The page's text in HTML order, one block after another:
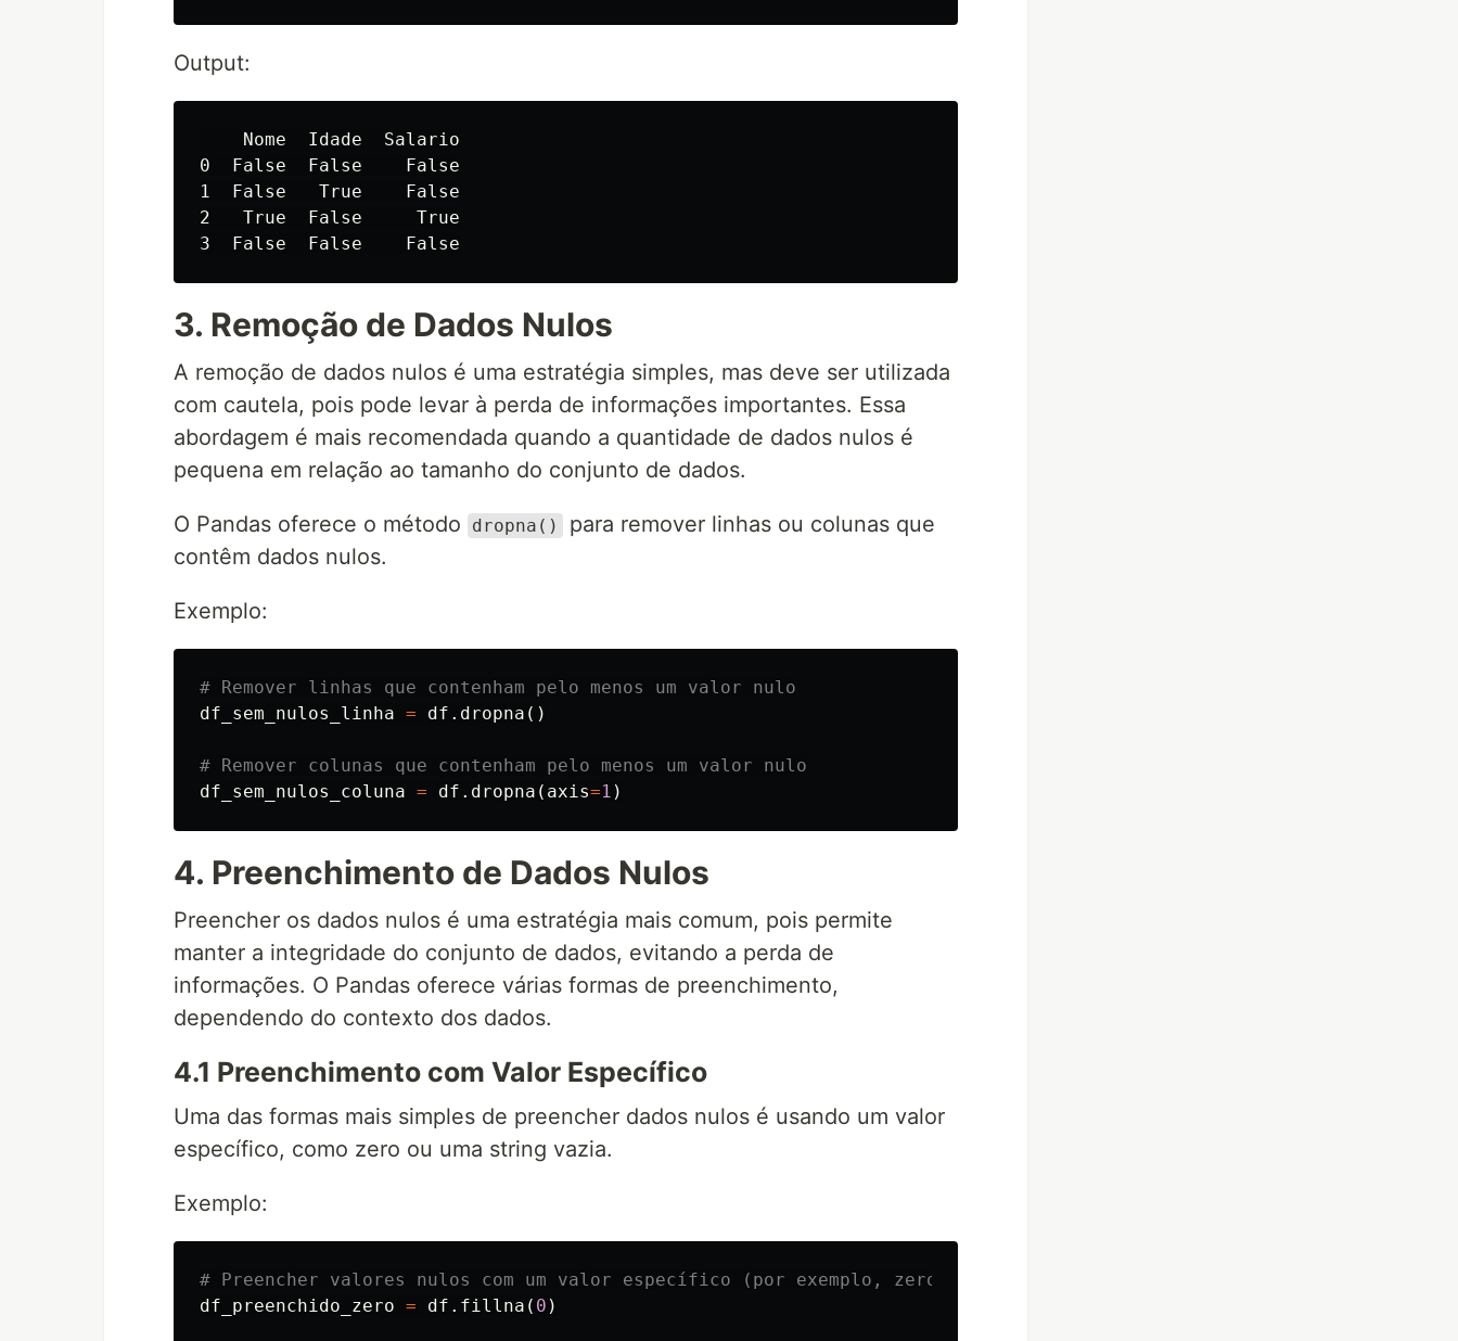
Output:
    Nome  Idade  Salario
0  False  False    False
1  False   True    False
2   True  False     True
3. Remoção de Dados Nulos
A remoção de dados nulos é uma estratégia simples, mas deve ser utilizada
com cautela, pois pode levar à perda de informações importantes. Essa
abordagem é mais recomendada quando a quantidade de dados nulos é
pequena em relação ao tamanho do conjunto de dados.
O Pandas oferece o método dropna()
para remover linhas ou colunas que
contêm dados nulos.
Exemplo:
df_sem_nulos_linha = df . dropna ()
df_sem_nulos_coluna = df . dropna ( axis=1 )
4. Preenchimento de Dados Nulos
Preencher os dados nulos é uma estratégia mais comum, pois permite
manter a integridade do conjunto de dados, evitando a perda de
informações. O Pandas oferece várias formas de preenchimento,
dependendo do contexto dos dados.
4.1 Preenchimento com Valor Específico
Uma das formas mais simples de preencher dados nulos é usando um valor
específico, como zero ou uma string vazia.
Exemplo:
df_preenchido_zero = df . fillna ( 0 )